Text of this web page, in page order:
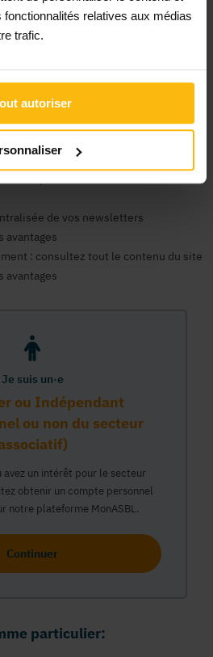
relatives aux médias
trafic.
autoriser
Je suis un·e
ou Indépendant
ou non du secteur
avez un intérêt pour le secteur
obtenir un compte personnel
notre plateforme MonASBL.
Continuer
nécessaire pour bénéficier au nom
de la plateforme MonASBL.be :
fiches infos et bénéficier du
consulter notre contenu
d'un support expert, etc.
pour tous nos sites
de vos newsletters
avantages
: consultez tout le contenu du site
avantages
particulier: